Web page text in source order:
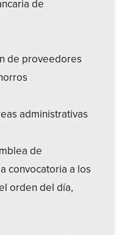
de
de proveedores
administrativas
de
convocatoria a los
orden del día,